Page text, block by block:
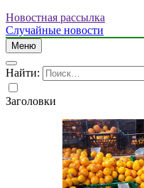
Новостная рассылка
Случайные новости
Меню
Найти:
Заголовки